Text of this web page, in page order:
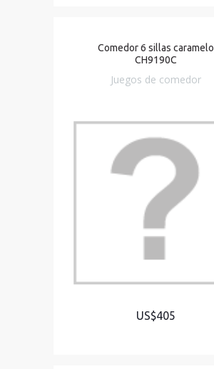
Comedor 6 sillas caramelo
CH9190C
Juegos de comedor
US$405